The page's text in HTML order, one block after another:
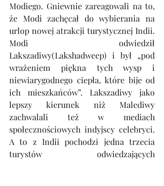
Modiego. Gniewnie zareagowali na to,
że Modi zachęcał do wybierania na
urlop nowej atrakcji turystycznej Indii.
Modi odwiedził
Lakszadiwy(Lakshadweep) i był „pod
wrażeniem piękna tych wysp i
niewiarygodnego ciepła, które bije od
ich mieszkańców”. Lakszadiwy jako
lepszy kierunek niż Malediwy
zachwalali też w mediach
społecznościowych indyjscy celebryci.
A to z Indii pochodzi jedna trzecia
turystów odwiedzających